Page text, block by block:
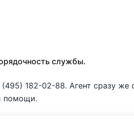
службы.
(495) 182-02-88. Агент сразу же
помощи.